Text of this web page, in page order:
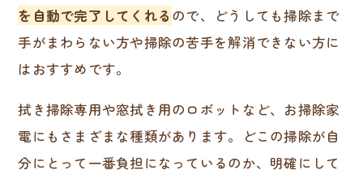
を自動で完了してくれる ので、どうしても掃除まで
手がまわらない方や掃除の苦手を解消できない方に
はおすすめです。
拭き掃除専用や窓拭き用のロボットなど、お掃除家
電にもさまざまな種類があります。どこの掃除が自
分にとって一番負担になっているのか、明確にして